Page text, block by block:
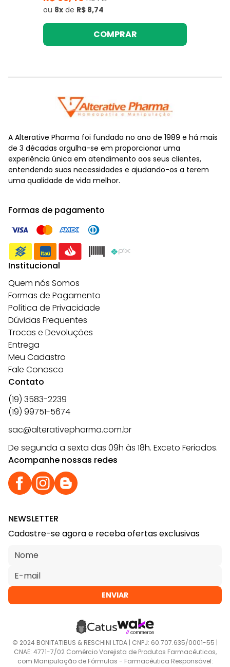
ou 8x de R$ 8,74
COMPRAR
A Alterative Pharma foi fundada no ano de 1989 e há mais
de 3 décadas orgulha-se em proporcionar uma
experiência única em atendimento aos seus clientes,
entendendo suas necessidades e ajudando-os a terem
uma qualidade de vida melhor.
Formas de pagamento
Institucional
Quem nós Somos
Formas de Pagamento
Política de Privacidade
Dúvidas Frequentes
Trocas e Devoluções
Entrega
Meu Cadastro
Fale Conosco
Contato
(19) 3583-2239
(19) 99751-5674
sac@alterativepharma.com.br
De segunda a sexta das 09h às 18h. Exceto Feriados.
Acompanhe nossas redes
NEWSLETTER
Cadastre-se agora e receba ofertas exclusivas
ENVIAR
© 2024 BONITATIBUS & RESCHINI LTDA | CNPJ: 60.707.635/0001-55 |
CNAE: 4771-7/02 Comércio Varejista de Produtos Farmacêuticos,
com Manipulação de Fórmulas - Farmacêutica Responsável: